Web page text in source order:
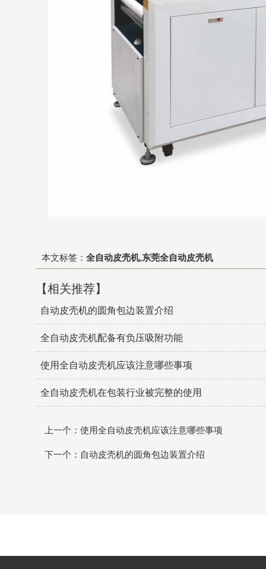
本文标签： 全自动皮壳机,东莞全自动皮壳机
【相关推荐】
自动皮壳机的圆角包边装置介绍
全自动皮壳机配备有负压吸附功能
使用全自动皮壳机应该注意哪些事项
全自动皮壳机在包装行业被完整的使用
上一个：使用全自动皮壳机应该注意哪些事项
下一个：自动皮壳机的圆角包边装置介绍